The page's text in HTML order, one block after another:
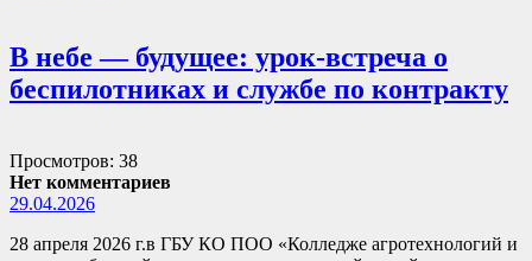
В небе — будущее: урок-встреча о
беспилотниках и службе по контракту
Просмотров: 38
Нет комментариев
29.04.2026
28 апреля 2026 г.в ГБУ КО ПОО «Колледже агротехнологий и